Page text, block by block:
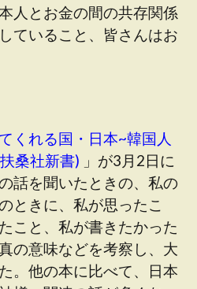
人とお金の間の共存関係
ていること、皆さんはお
くれる国・日本~韓国人
桑社新書) 」が3月2日に
話を聞いたときの、私の
ときに、私が思ったこ
こと、私が書きたかった
の意味などを考察し、大
。他の本に比べて、日本